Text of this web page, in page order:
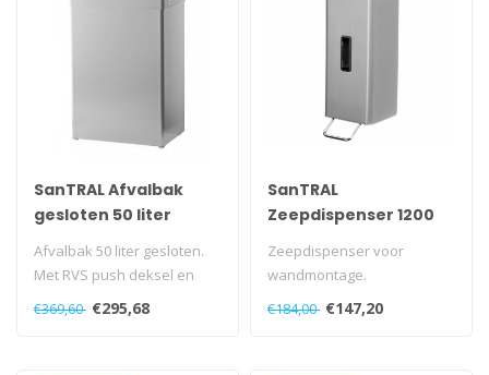
SanTRAL Afvalbak
gesloten 50 liter
Afvalbak 50 liter gesloten.
Met RVS push deksel en
binnenring.
Vrijstaand of v..
€369,60 €295,68
SanTRAL
Zeepdispenser 1200
ml SMART-READY
Zeepdispenser voor
wandmontage.
Met navulbaar reservoir.
Met kunststof slot en..
€184,00 €147,20